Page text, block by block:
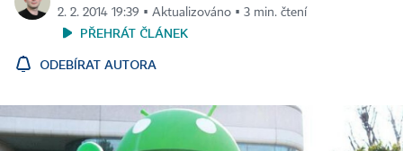
2. 2. 2014 19:39 ▪ Aktualizováno ▪ 3 min. čtení
PŘEHRÁT ČLÁNEK
ODEBÍRAT AUTORA